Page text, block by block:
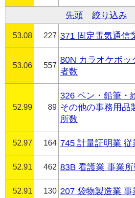
先頭 絞り込み
53.08 227 371 固定電気通信
53.06 557
80N カラオケボッ
者数
52.99 89
326 ペン・鉛筆・
その他の事務用品
所数
52.97 164 745 計量証明業 従
52.91 462 83B 看護業 事業所
52.91 130 207 袋物製造業 事